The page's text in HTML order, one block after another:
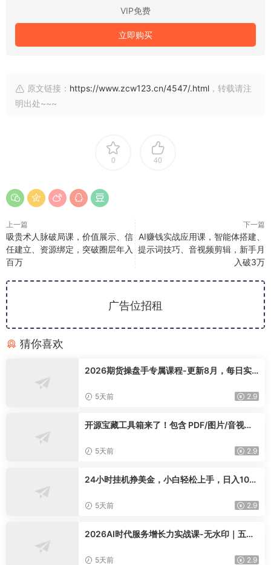
VIP免费
立即购买
原文链接： https://www.zcw123.cn/4547/.html ，转载请注
明出处~~~
0 40
上一篇
吸贵术人脉破局课，价值展示、信
任建立、资源绑定，突破圈层年入
百万
下一篇
AI赚钱实战应用课，智能体搭建、
提示词技巧、音视频剪辑，新手月
入破3万
广告位招租
猜你喜欢
2026期货操盘手专属课程-更新8月，每日实
5天前 2.9
开源宝藏工具箱来了！包含 PDF/图片/音视频/
knit-desktop
5天前 2.9
24小时挂机挣美金，小白轻松上手，日入100
5天前 2.9
2026AI时代服务增长力实战课-无水印｜五力
卷实现长效业绩增长
5天前 2.9